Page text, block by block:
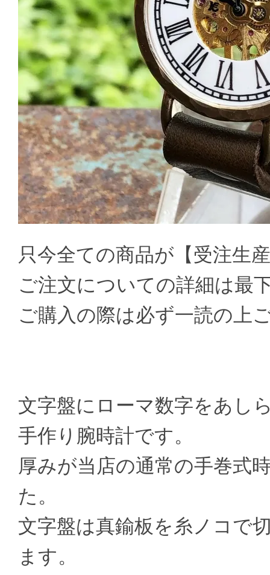
只今全ての商品が【受注生
ご注文についての詳細は最
ご購入の際は必ず一読の上
文字盤にローマ数字をあし
手作り腕時計です。
厚みが当店の通常の手巻式
た。
文字盤は真鍮板を糸ノコで
ます。